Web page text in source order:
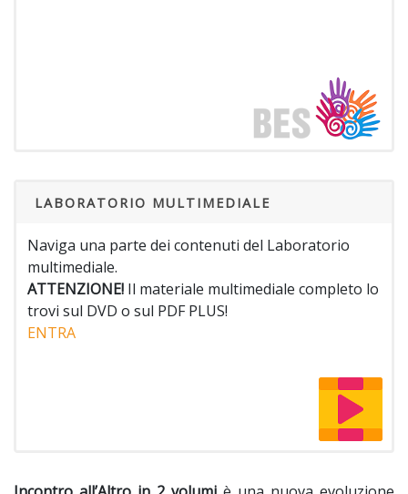
LABORATORIO MULTIMEDIALE
Naviga una parte dei contenuti del Laboratorio
multimediale.
ATTENZIONE! Il materiale multimediale completo lo
trovi sul DVD o sul PDF PLUS!
ENTRA